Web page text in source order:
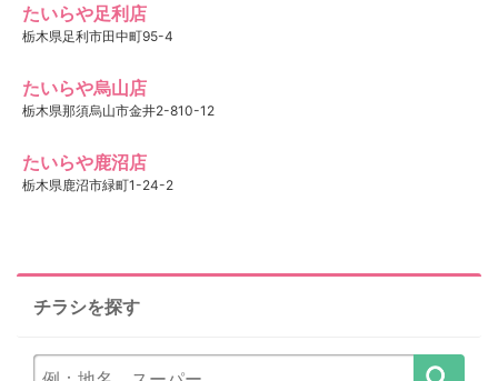
たいらや足利店
栃木県足利市田中町95-4
たいらや烏山店
栃木県那須烏山市金井2-810-12
たいらや鹿沼店
栃木県鹿沼市緑町1-24-2
チラシを探す